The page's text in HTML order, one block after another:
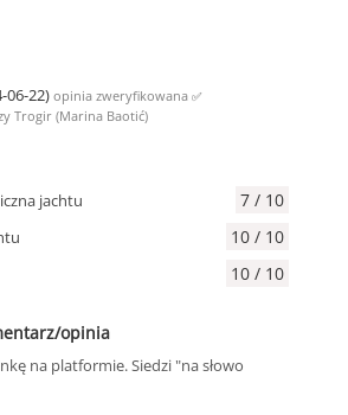
06-22) opinia zweryfikowana ✅
Trogir (Marina Baotić)
jachtu
7 / 10
10 / 10
10 / 10
opinia
na platformie. Siedzi "na słowo